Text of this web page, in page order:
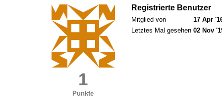
1
Punkte
Registrierte Benutzer
Mitglied von
17 Apr
Letztes Mal gesehen 02 Nov